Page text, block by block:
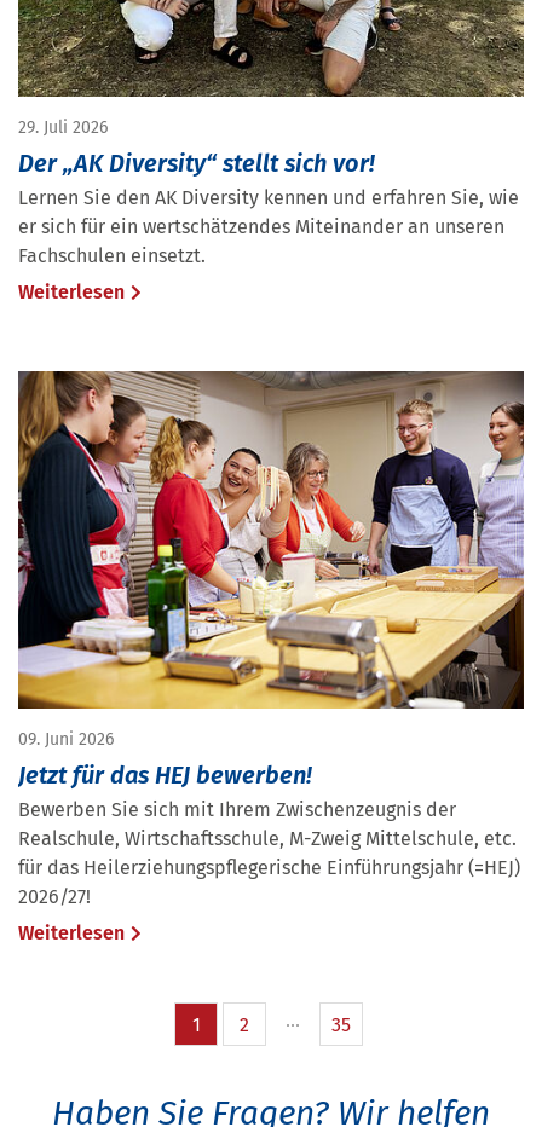
29. Juli 2026
Der „AK Diversity“ stellt sich vor!
Lernen Sie den AK Diversity kennen und erfahren Sie, wie
er sich für ein wertschätzendes Miteinander an unseren
Fachschulen einsetzt.
Weiterlesen
09. Juni 2026
Jetzt für das HEJ bewerben!
Bewerben Sie sich mit Ihrem Zwischenzeugnis der
Realschule, Wirtschaftsschule, M-Zweig Mittelschule, etc.
für das Heilerziehungspflegerische Einführungsjahr (=HEJ)
2026/27!
Weiterlesen
1 2 35
Haben Sie Fragen? Wir helfen